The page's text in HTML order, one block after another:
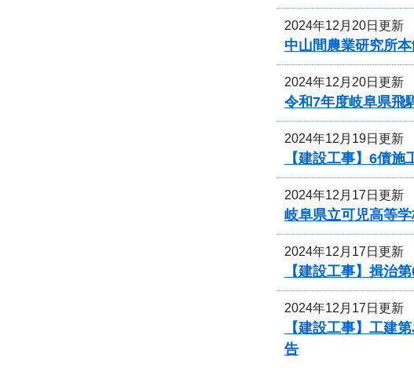
2024年12月20日更新
中山間農業研究所
2024年12月20日更新
令和7年度岐阜県飛
2024年12月19日更新
【建設工事】6債
2024年12月17日更新
岐阜県立可児高等
2024年12月17日更新
【建設工事】揖治
2024年12月17日更新
【建設工事】工建
告